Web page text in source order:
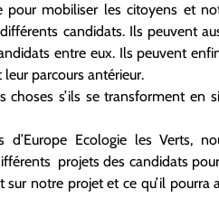
pour mobiliser les citoyens et
candidats. Ils peuvent
entre eux. Ils peuvent
parcours antérieur.
choses s’ils se transforment en
d’Europe Ecologie les Verts,
projets des candidats
notre projet et ce qu’il pourra